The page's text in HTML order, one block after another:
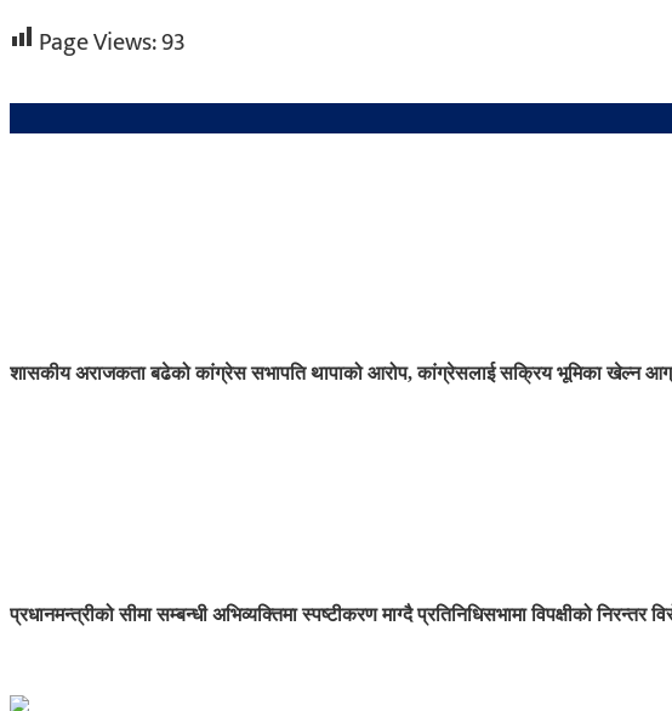
Page Views:93
शासकीय अराजकता बढेको कांग्रेस सभापति थापाको आरोप, कांग्रेसलाई सक्रिय भूमिका खेल्न
प्रधानमन्त्रीको सीमा सम्बन्धी अभिव्यक्तिमा स्पष्टीकरण माग्दै प्रतिनिधिसभामा विपक्षीको निरन्तर